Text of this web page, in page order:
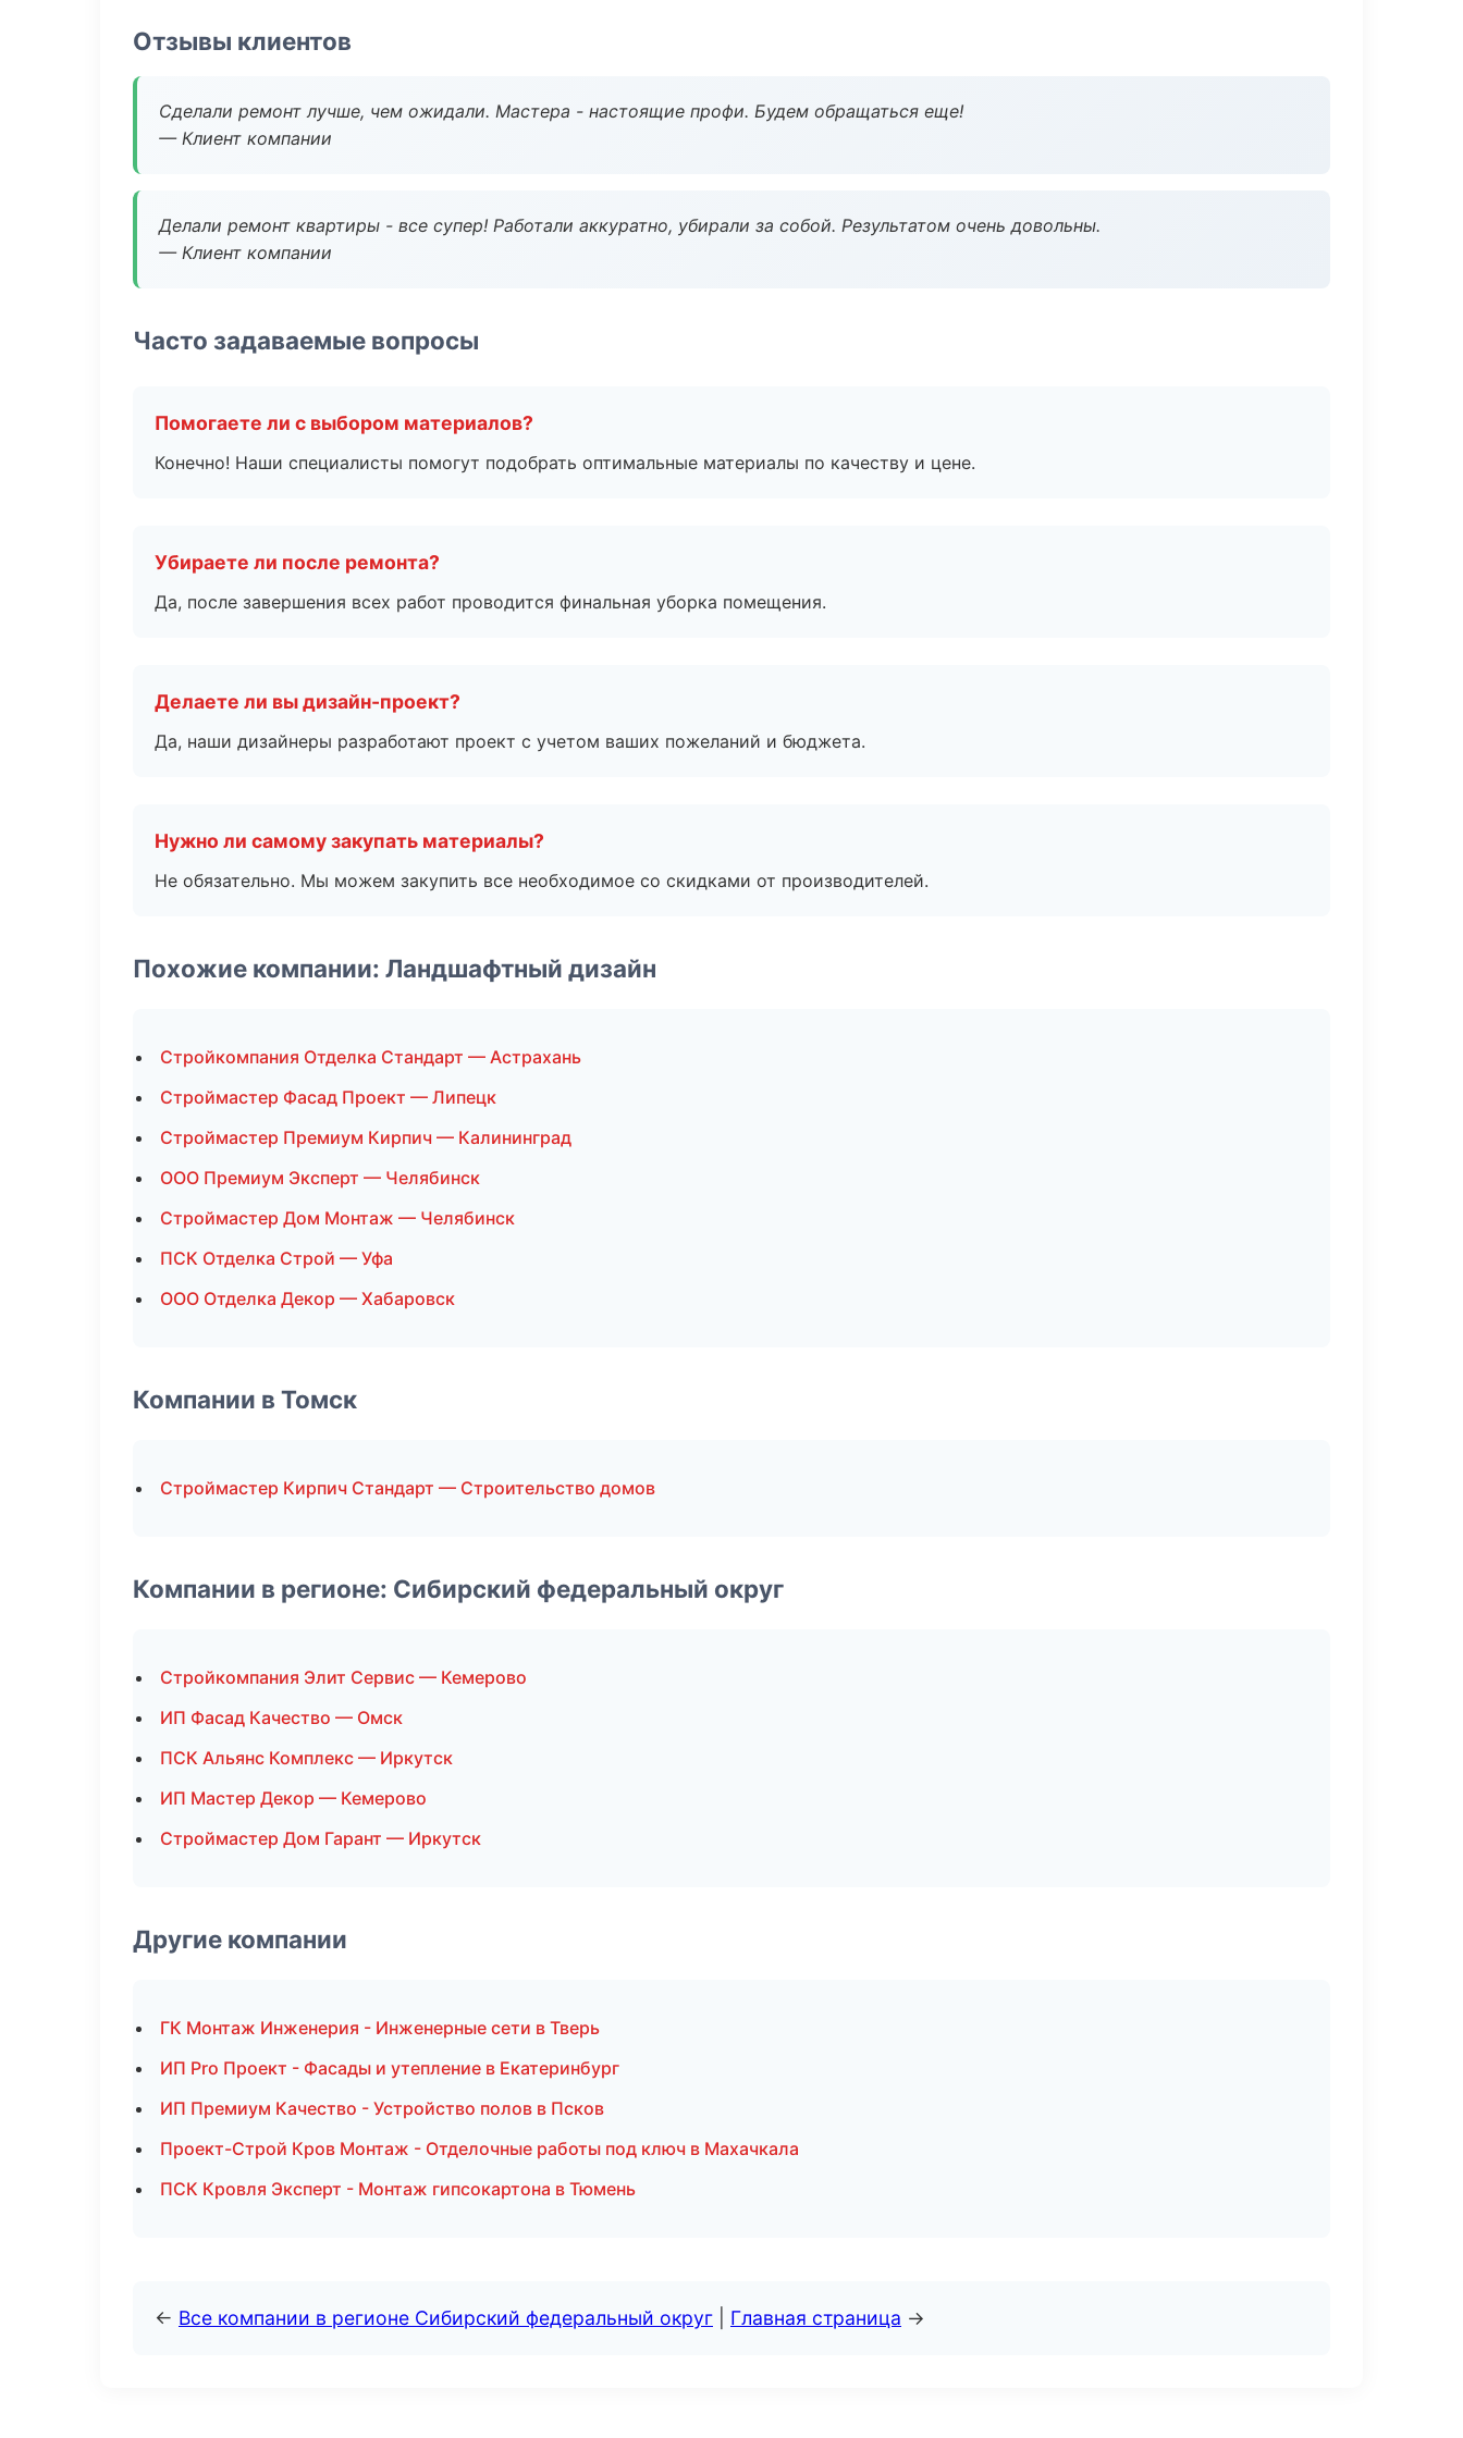
Отзывы клиентов
Сделали ремонт лучше, чем ожидали. Мастера - настоящие профи. Будем обращаться еще!
— Клиент компании
Делали ремонт квартиры - все супер! Работали аккуратно, убирали за собой. Результатом очень довольны.
— Клиент компании
Часто задаваемые вопросы
Помогаете ли с выбором материалов?
Конечно! Наши специалисты помогут подобрать оптимальные материалы по качеству и цене.
Убираете ли после ремонта?
Да, после завершения всех работ проводится финальная уборка помещения.
Делаете ли вы дизайн-проект?
Да, наши дизайнеры разработают проект с учетом ваших пожеланий и бюджета.
Нужно ли самому закупать материалы?
Не обязательно. Мы можем закупить все необходимое со скидками от производителей.
Похожие компании: Ландшафтный дизайн
Стройкомпания Отделка Стандарт — Астрахань
Строймастер Фасад Проект — Липецк
Строймастер Премиум Кирпич — Калининград
ООО Премиум Эксперт — Челябинск
Строймастер Дом Монтаж — Челябинск
ПСК Отделка Строй — Уфа
ООО Отделка Декор — Хабаровск
Компании в Томск
Строймастер Кирпич Стандарт — Строительство домов
Компании в регионе: Сибирский федеральный округ
Стройкомпания Элит Сервис — Кемерово
ИП Фасад Качество — Омск
ПСК Альянс Комплекс — Иркутск
ИП Мастер Декор — Кемерово
Строймастер Дом Гарант — Иркутск
Другие компании
ГК Монтаж Инженерия - Инженерные сети в Тверь
ИП Pro Проект - Фасады и утепление в Екатеринбург
ИП Премиум Качество - Устройство полов в Псков
Проект-Строй Кров Монтаж - Отделочные работы под ключ в Махачкала
ПСК Кровля Эксперт - Монтаж гипсокартона в Тюмень
← Все компании в регионе Сибирский федеральный округ Главная страница →